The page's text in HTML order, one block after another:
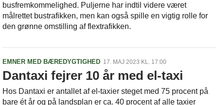
busfremkommelighed. Puljerne har indtil videre været
målrettet bustrafikken, men kan også spille en vigtig rolle for
den grønne omstilling af flextrafikken.
EMNER MED BÆREDYGTIGHED 17. MAJ 2023 KL. 17:00
Dantaxi fejrer 10 år med el-taxi
Hos Dantaxi er antallet af el-taxier steget med 75 procent på
bare ét år og på landsplan er ca. 40 procent af alle taxier